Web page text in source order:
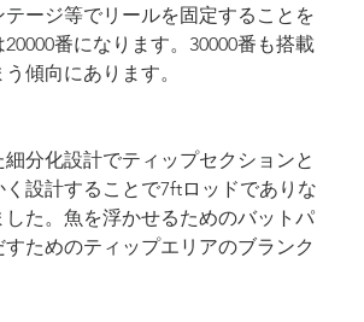
ージ等でリールを固定することを
番になります。30000番も搭載
傾向にあります。
分化設計でティップセクションと
設計することで7ftロッドでありな
た。魚を浮かせるためのバットパ
ためのティップエリアのブランク